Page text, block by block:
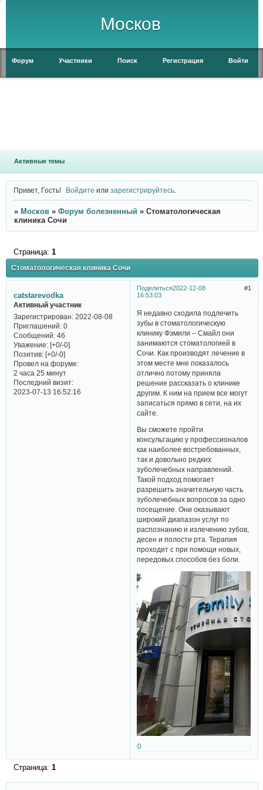
Москов
Форум Участники Поиск Регистрация Войти
Активные темы
Привет, Гость! Войдите илизарегистрируйтесь
» Москов » Форум болезненный » Стоматологическая
клиника Сочи
Стоматологическая клиника Сочи
Страница: 1
Поделиться 1
2022-12-08
16:53:03
catstarevodka
Активный участник
Зарегистрирован: 2022-08-08
Приглашений:0
Сообщений:46
Уважение: [+0/-0]
Позитив: [+0/-0]
Провел на форуме:
2 часа 25 минут
Последний визит:
2023-07-13 16:52:16
Я недавно сходила подлечить
зубы в стоматологическую
клинику Фэмили – Смайл они
занимаются стоматологией в
Сочи. Как производят лечение в
этом месте мне показалось
отлично потому приняла
решение рассказать о клинике
другим. К ним на прием все могут
записаться прямо в сети, на их
сайте.
Вы сможете пройти
консультацию у профессионалов
как наиболее востребованных,
так и довольно редких
зуболечебных направлений.
Такой подход помогает
разрешить значительную часть
зуболечебных вопросов за одно
посещение. Они оказывают
широкий диапазон услуг по
распознанию и излечению зубов,
десен и полости рта. Терапия
проходит с при помощи новых,
передовых способов без боли.
0
Страница: 1